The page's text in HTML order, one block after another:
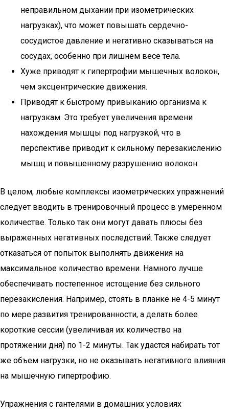
неправильном дыхании при изометрических
нагрузках), что может повышать сердечно-
сосудистое давление и негативно сказываться на
сосудах, особенно при лишнем весе тела.
Хуже приводят к гипертрофии мышечных волокон,
чем эксцентрические движения.
Приводят к быстрому привыканию организма к
нагрузкам. Это требует увеличения времени
нахождения мышцы под нагрузкой, что в
перспективе приводит к сильному перезакислению
мышц и повышенному разрушению волокон.
В целом, любые комплексы изометрических упражнений
следует вводить в тренировочный процесс в умеренном
количестве. Только так они могут давать плюсы без
выраженных негативных последствий. Также следует
отказаться от попыток выполнять движения на
максимальное количество времени. Намного лучше
обеспечивать постепенное истощение без сильного
перезакисления. Например, стоять в планке не 4-5 минут
по мере развития тренированности, а делать более
короткие сессии (увеличивая их количество на
протяжении дня) по 1-2 минуты. Так удастся набирать тот
же объем нагрузки, но не оказывать негативного влияния
на мышечную гипертрофию.
Упражнения с гантелями в домашних условиях